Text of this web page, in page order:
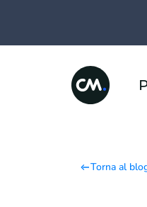
Torna al